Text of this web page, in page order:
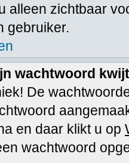
alleen zichtbaar
gebruiker.
wachtwoord
De
en daar klikt u op
wachtwoord